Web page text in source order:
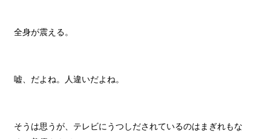
全身が震える。
嘘、だよね。人違いだよね。
そうは思うが、テレビにうつしだされているのはまぎれもな